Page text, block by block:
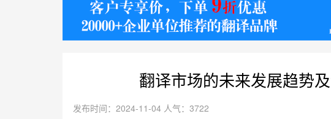
翻译市场的未来发展趋势
发布时间：2024-11-04 人气：3722